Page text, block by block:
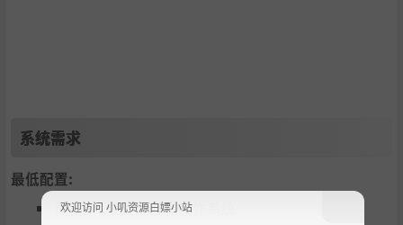
系统需求
最低配置:
需要 64 位处理器和操作系统
欢迎访问 小叽资源白嫖小站